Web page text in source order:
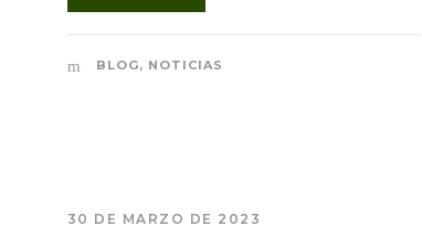
BLOG, NOTICIAS
30 DE MARZO DE 2023